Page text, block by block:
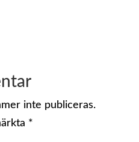
inte publiceras.
*